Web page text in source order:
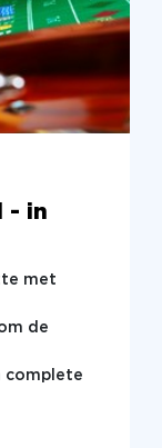
- in
met
de
complete